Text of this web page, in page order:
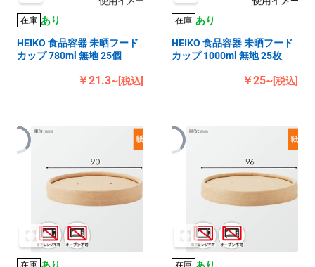
在庫 あり
HEIKO 食品容器 未晒フード
カップ 780ml 無地 25個
￥21.3~[税込]
在庫 あり
HEIKO 食品容器 未晒フード
カップ 1000ml 無地 25枚
￥25~[税込]